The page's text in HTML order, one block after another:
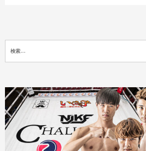
索: